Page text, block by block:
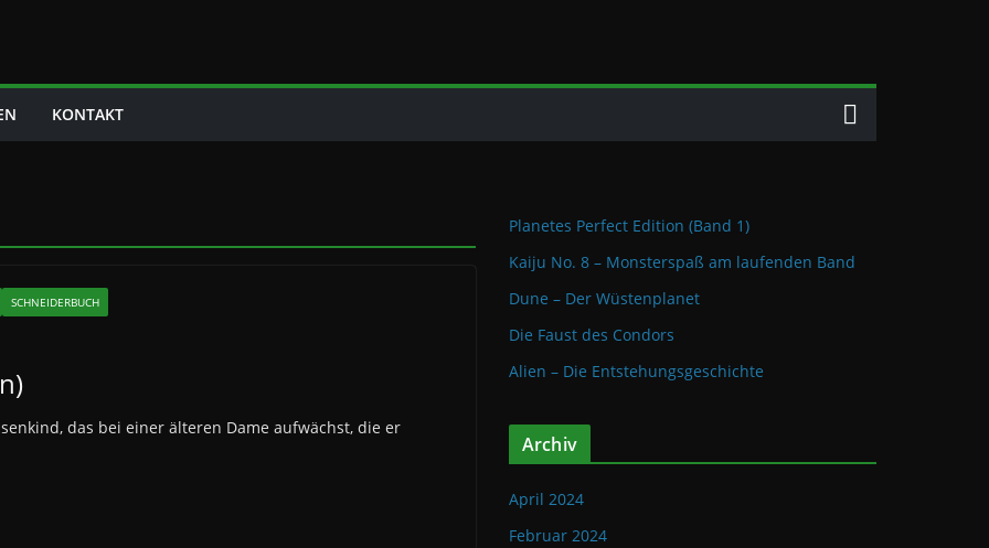
KONTAKT
SCHNEIDERBUCH
das bei einer älteren Dame aufwächst, die er
Planetes Perfect Edition (Band 1)
Kaiju No. 8 – Monsterspaß am laufenden Band
Dune – Der Wüstenplanet
Die Faust des Condors
Alien – Die Entstehungsgeschichte
Archiv
April 2024
Februar 2024